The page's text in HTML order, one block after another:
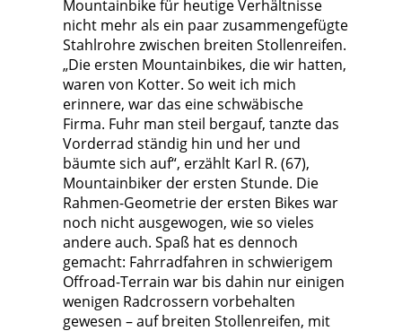
Mountainbike für heutige Verhältnisse
nicht mehr als ein paar zusammengefügte
Stahlrohre zwischen breiten Stollenreifen.
„Die ersten Mountainbikes, die wir hatten,
waren von Kotter. So weit ich mich
erinnere, war das eine schwäbische
Firma. Fuhr man steil bergauf, tanzte das
Vorderrad ständig hin und her und
bäumte sich auf“, erzählt Karl R. (67),
Mountainbiker der ersten Stunde. Die
Rahmen-Geometrie der ersten Bikes war
noch nicht ausgewogen, wie so vieles
andere auch. Spaß hat es dennoch
gemacht: Fahrradfahren in schwierigem
Offroad-Terrain war bis dahin nur einigen
wenigen Radcrossern vorbehalten
gewesen – auf breiten Stollenreifen, mit